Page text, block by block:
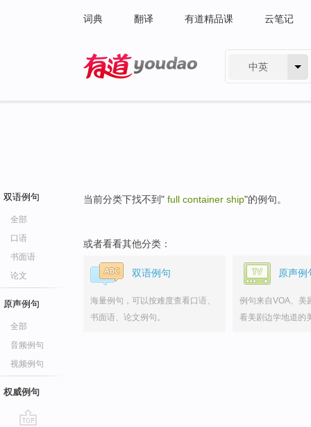
词典 翻译 有道精品课 云笔记
中英
双语例句
全部
口语
书面语
论文
原声例句
全部
音频例句
视频例句
权威例句
当前分类下找不到" full container ship"的例句。
或者看看其他分类：
双语例句
海量例句，可以按难度查看口语、
书面语、论文例句。
原声例
例句来自VOA、美
看美剧边学地道的